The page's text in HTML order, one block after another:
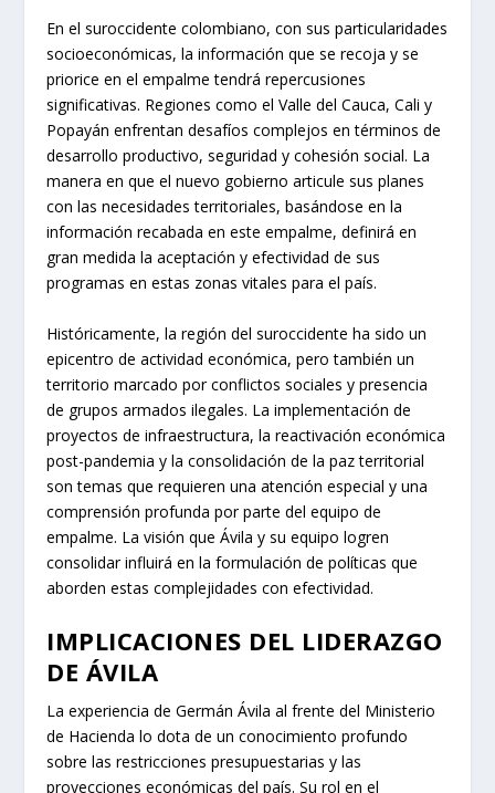
En el suroccidente colombiano, con sus particularidades
socioeconómicas, la información que se recoja y se
priorice en el empalme tendrá repercusiones
significativas. Regiones como el Valle del Cauca, Cali y
Popayán enfrentan desafíos complejos en términos de
desarrollo productivo, seguridad y cohesión social. La
manera en que el nuevo gobierno articule sus planes
con las necesidades territoriales, basándose en la
información recabada en este empalme, definirá en
gran medida la aceptación y efectividad de sus
programas en estas zonas vitales para el país.
Históricamente, la región del suroccidente ha sido un
epicentro de actividad económica, pero también un
territorio marcado por conflictos sociales y presencia
de grupos armados ilegales. La implementación de
proyectos de infraestructura, la reactivación económica
post-pandemia y la consolidación de la paz territorial
son temas que requieren una atención especial y una
comprensión profunda por parte del equipo de
empalme. La visión que Ávila y su equipo logren
consolidar influirá en la formulación de políticas que
aborden estas complejidades con efectividad.
IMPLICACIONES DEL LIDERAZGO
DE ÁVILA
La experiencia de Germán Ávila al frente del Ministerio
de Hacienda lo dota de un conocimiento profundo
sobre las restricciones presupuestarias y las
proyecciones económicas del país. Su rol en el